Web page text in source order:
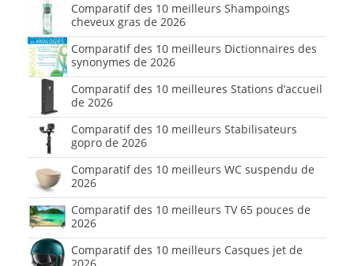
Comparatif des 10 meilleurs Shampoings
cheveux gras de 2026
Comparatif des 10 meilleurs Dictionnaires des
synonymes de 2026
Comparatif des 10 meilleures Stations d’accueil
de 2026
Comparatif des 10 meilleurs Stabilisateurs
gopro de 2026
Comparatif des 10 meilleurs WC suspendu de
2026
Comparatif des 10 meilleurs TV 65 pouces de
2026
Comparatif des 10 meilleurs Casques jet de